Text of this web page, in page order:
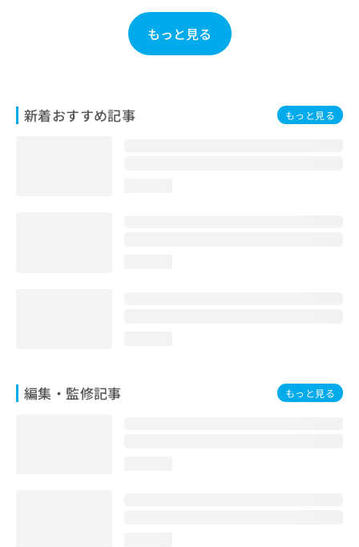
もっと見る
新着おすすめ記事 もっと見る
編集・監修記事 もっと見る
は
こ